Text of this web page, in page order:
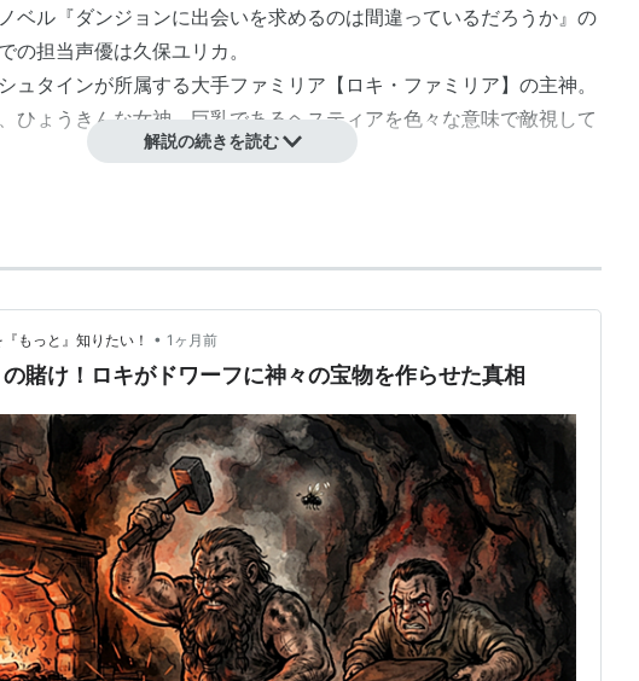
ベル『ダンジョンに出会いを求めるのは間違っているだろうか』の
の担当声優は久保ユリカ。
ュタインが所属する大手ファミリア【ロキ・ファミリア】の主神。
ひょうきんな女神。巨乳であるヘスティアを色々な意味で敵視して
び『魔探偵ロキRAGNAROK』の主人公の名前。正体は北欧の邪
命を受け、それがしやすいように探偵業を営んでいる。
神としての能力や魔法が制限され、子供の姿をしている。可愛い女
解説の続きを読む
もっと』知りたい！ • 1ヶ月前
賭け！ロキがドワーフに神々の宝物を作らせた真相